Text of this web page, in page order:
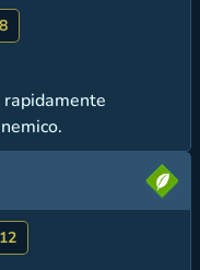
8
12